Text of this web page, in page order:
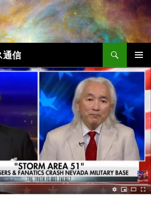
通信
メインメ
ニュー